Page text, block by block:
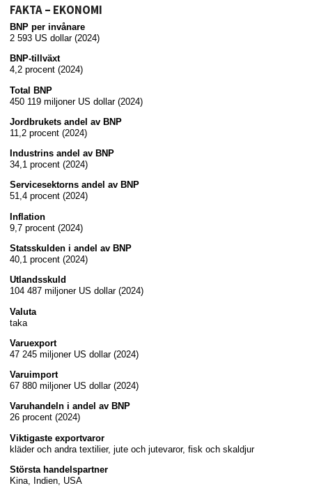
FAKTA – EKONOMI
BNP per invånare
2 593 US dollar (2024)
BNP-tillväxt
4,2 procent (2024)
Total BNP
450 119 miljoner US dollar (2024)
Jordbrukets andel av BNP
11,2 procent (2024)
Industrins andel av BNP
34,1 procent (2024)
Servicesektorns andel av BNP
51,4 procent (2024)
Inflation
9,7 procent (2024)
Statsskulden i andel av BNP
40,1 procent (2024)
Utlandsskuld
104 487 miljoner US dollar (2024)
Valuta
taka
Varuexport
47 245 miljoner US dollar (2024)
Varuimport
67 880 miljoner US dollar (2024)
Varuhandeln i andel av BNP
26 procent (2024)
Viktigaste exportvaror
kläder och andra textilier, jute och jutevaror, fisk och skaldjur
Största handelspartner
Kina, Indien, USA